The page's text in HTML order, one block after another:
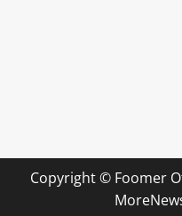
Copyright © Foomer